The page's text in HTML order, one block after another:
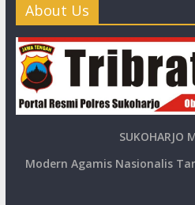
About Us
SUKOHARJO
Modern Agamis Nasionalis